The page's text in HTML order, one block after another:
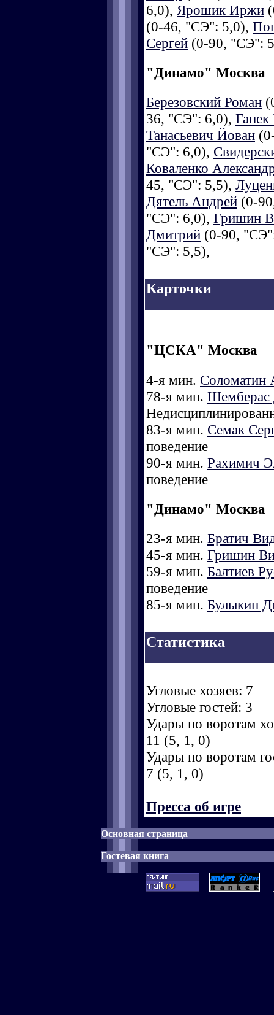
6,0), Ярошик Иржи
(0-46, "СЭ": 5,0),
Сергей (0-90, "СЭ":
"Динамо" Москва
Березовский Роман
36, "СЭ": 6,0),
Танасьевич Йован
"СЭ": 6,0),
Коваленко
45, "СЭ": 5,5),
Дятель Андрей (0-
"СЭ": 6,0), Гришин
Дмитрий (0-90,
"СЭ": 5,5),
Карточки
"ЦСКА" Москва
4-я мин. Соломатин
78-я мин. Шемберас
83-я мин. Семак
поведение
90-я мин. Рахимич
поведение
"Динамо" Москва
23-я мин. Братич
45-я мин. Гришин
59-я мин. Балтиев
поведение
85-я мин. Булыкин
Статистика
Угловые хозяев: 7
Угловые гостей: 3
Удары по воротам
11 (5, 1, 0)
Удары по воротам
7 (5, 1, 0)
Пресса об игре
Основная страница
Гостевая книга